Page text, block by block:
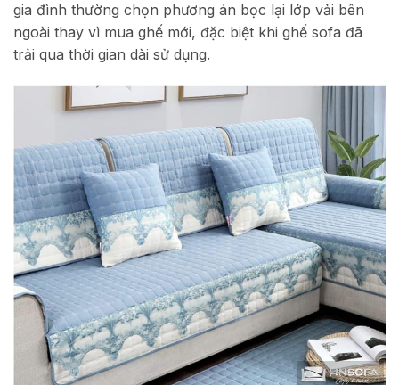
gia đình thường chọn phương án bọc lại lớp vải bên
ngoài thay vì mua ghế mới, đặc biệt khi ghế sofa đã
trải qua thời gian dài sử dụng.